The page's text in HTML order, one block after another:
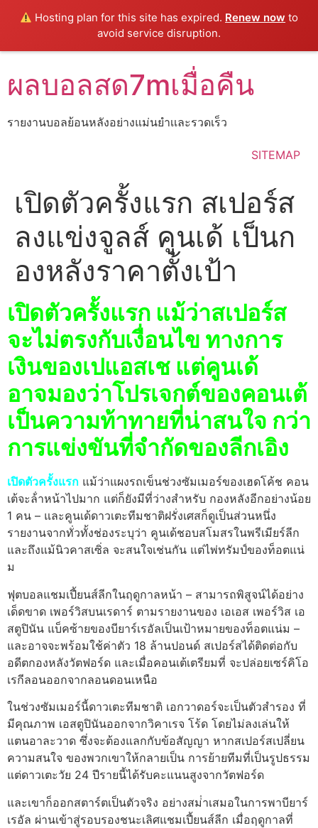
Hosting plan for this site has expired. Renew now to
avoid service disruption.
to
content
ผลบอลสด7mเมื่อคืน
รายงานบอลย้อนหลังอย่างแม่นยำเเละรวดเร็ว
SITEMAP
เปิดตัวครั้งแรก สเปอร์ส
ลงแข่งจูลส์ คูนเด้ เป็นก
องหลังราคาตั้งเป้า
เปิดตัวครั้งแรก แม้ว่าสเปอร์ส
จะไม่ตรงกับเงื่อนไข ทางการ
เงินของเปแอสเช แต่คูนเด้
อาจมองว่าโปรเจกต์ของคอนเต้
เป็นความท้าทายที่น่าสนใจ กว่า
การแข่งขันที่จํากัดของลีกเอิง
เปิดตัวครั้งแรก แม้ว่าแผงรถเข็นช่วงซัมเมอร์ของเฮดโค้ช คอน
เต้จะล้ําหน้าไปมาก แต่ก็ยังมีที่ว่างสําหรับ กองหลังอีกอย่างน้อย
1 คน – และคูนเด้ดาวเตะทีมชาติฝรั่งเศสก็ดูเป็นส่วนหนึ่ง
รายงานจากทั่วทั้งช่องระบุว่า คูนเด้ชอบสโมสรในพรีเมียร์ลีก
และถึงแม้นิวคาสเซิ่ล จะสนใจเช่นกัน แต่ไพ่ทรัมป์ของท็อตแน่
ม
ฟุตบอลแชมเปี้ยนส์ลีกในฤดูกาลหน้า – สามารถพิสูจน์ได้อย่าง
เด็ดขาด เพอร์วิสบนเรดาร์ ตามรายงานของ เอเอส เพอร์วิส เอ
สตูปินัน แบ็คซ้ายของบียาร์เรอัลเป็นเป้าหมายของท็อตแน่ม –
และอาจจะพร้อมใช้ค่าตัว 18 ล้านปอนด์ สเปอร์สได้ติดต่อกับ
อดีตกองหลังวัตฟอร์ด และเมื่อคอนเต้เตรียมที่ จะปล่อยเซร์คิโอ
เรกีลอนออกจากลอนดอนเหนือ
ในช่วงซัมเมอร์นี้ดาวเตะทีมชาติ เอกวาดอร์จะเป็นตัวสํารอง ที่
มีคุณภาพ เอสตูปินันออกจากวิคาเรจ โร้ด โดยไม่ลงเล่นให้
แตนอาละวาด ซึ่งจะต้องแลกกับข้อสัญญา หากสเปอร์สเปลี่ยน
ความสนใจ ของพวกเขาให้กลายเป็น การย้ายทีมที่เป็นรูปธรรม
แต่ดาวเตะวัย 24 ปีรายนี้ได้รับคะแนนสูงจากวัตฟอร์ด
และเขาก็ออกสตาร์ตเป็นตัวจริง อย่างสม่ําเสมอในการพาบียาร์
เรอัล ผ่านเข้าสู่รอบรองชนะเลิศแชมเปี้ยนส์ลีก เมื่อฤดูกาลที่